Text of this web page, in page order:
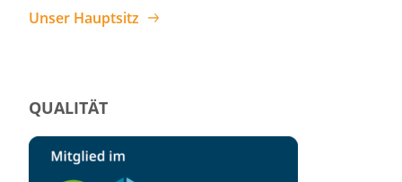
Unser Hauptsitz
QUALITÄT